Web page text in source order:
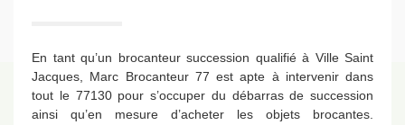
En tant qu’un brocanteur succession qualifié à Ville Saint
Jacques, Marc Brocanteur 77 est apte à intervenir dans
tout le 77130 pour s’occuper du débarras de succession
ainsi qu’en mesure d’acheter les objets brocantes.